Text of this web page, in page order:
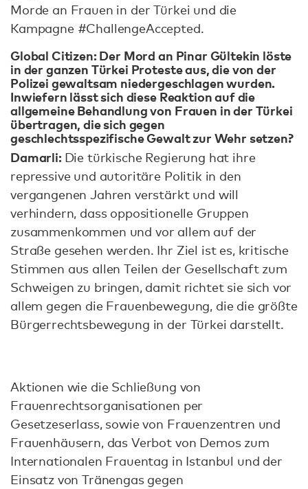
Morde an Frauen in der Türkei und die
Kampagne #ChallengeAccepted.
Global Citizen:Der Mord an Pinar Gültekin löste
in der ganzen Türkei Proteste aus, die von der
Polizei gewaltsam niedergeschlagen wurden.
Inwiefern lässt sich diese Reaktion auf die
allgemeine Behandlung von Frauen in der Türkei
übertragen, die sich gegen
geschlechtsspezifische Gewalt zur Wehr setzen?
Damarli: Die türkische Regierung hat ihre
repressive und autoritäre Politik in den
vergangenen Jahren verstärkt und will
verhindern, dass oppositionelle Gruppen
zusammenkommen und vor allem auf der
Straße gesehen werden. Ihr Ziel ist es, kritische
Stimmen aus allen Teilen der Gesellschaft zum
Schweigen zu bringen, damit richtet sie sich vor
allem gegen die Frauenbewegung, die die größte
Bürgerrechtsbewegung in der Türkei darstellt.
Aktionen wie die Schließung von
Frauenrechtsorganisationen per
Gesetzeserlass, sowie von Frauenzentren und
Frauenhäusern, das Verbot von Demos zum
Internationalen Frauentag in Istanbul und der
Einsatz von Tränengas gegen